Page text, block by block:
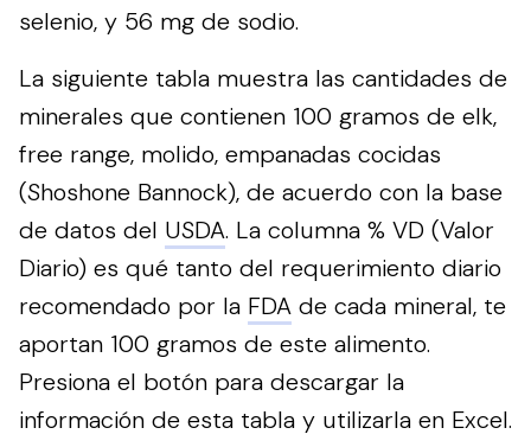
selenio, y 56 mg de sodio.
La siguiente tabla muestra las cantidades de
minerales que contienen 100 gramos de elk,
free range, molido, empanadas cocidas
(Shoshone Bannock), de acuerdo con la base
de datos del USDA. La columna % VD (Valor
Diario) es qué tanto del requerimiento diario
recomendado por la FDA de cada mineral, te
aportan 100 gramos de este alimento.
Presiona el botón para descargar la
información de esta tabla y utilizarla en Excel.